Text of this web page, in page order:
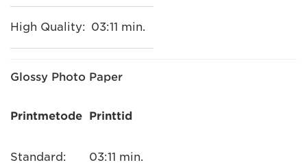
High Quality: 03:11 min.
Glossy Photo Paper
Printmetode Printtid
Standard: 03:11 min.